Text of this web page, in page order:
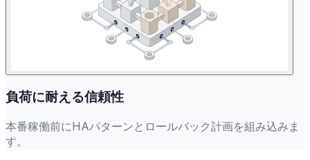
負荷に耐える信頼性
本番稼働前にHAパターンとロールバック計画を組み込みま
す。